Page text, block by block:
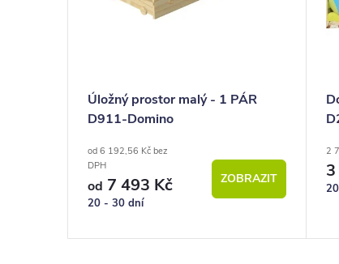
Úložný prostor malý - 1 PÁR
D911-Domino
od 6 192,56 Kč bez
DPH
od 7 493 Kč
20 - 30 dní
ZOBRAZIT
2